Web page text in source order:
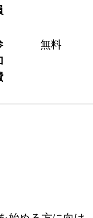
無料